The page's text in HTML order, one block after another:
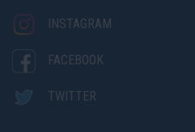
INSTAGRAM
FACEBOOK
TWITTER